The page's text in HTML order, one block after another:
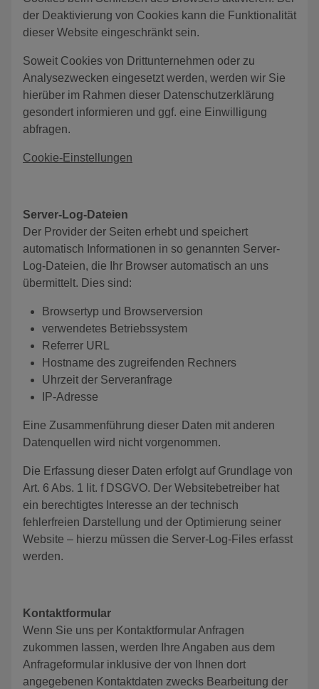
der Deaktivierung von Cookies kann die Funktionalität
dieser Website eingeschränkt sein.
Soweit Cookies von Drittunternehmen oder zu
Analysezwecken eingesetzt werden, werden wir Sie
hierüber im Rahmen dieser Datenschutzerklärung
gesondert informieren und ggf. eine Einwilligung
abfragen.
Cookie-Einstellungen
Server-Log-Dateien
Der Provider der Seiten erhebt und speichert
automatisch Informationen in so genannten Server-
Log-Dateien, die Ihr Browser automatisch an uns
übermittelt. Dies sind:
Browsertyp und Browserversion
verwendetes Betriebssystem
Referrer URL
Hostname des zugreifenden Rechners
Uhrzeit der Serveranfrage
IP-Adresse
Eine Zusammenführung dieser Daten mit anderen
Datenquellen wird nicht vorgenommen.
Die Erfassung dieser Daten erfolgt auf Grundlage von
Art. 6 Abs. 1 lit. f DSGVO. Der Websitebetreiber hat
ein berechtigtes Interesse an der technisch
fehlerfreien Darstellung und der Optimierung seiner
Website – hierzu müssen die Server-Log-Files erfasst
werden.
Kontaktformular
Wenn Sie uns per Kontaktformular Anfragen
zukommen lassen, werden Ihre Angaben aus dem
Anfrageformular inklusive der von Ihnen dort
angegebenen Kontaktdaten zwecks Bearbeitung der